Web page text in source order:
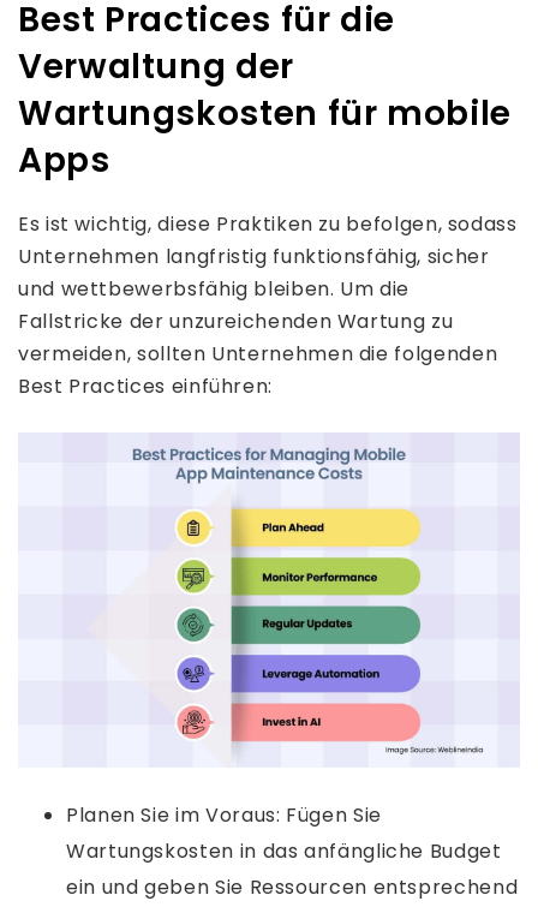
Best Practices für die
Verwaltung der
Wartungskosten für mobile
Apps
Es ist wichtig, diese Praktiken zu befolgen, sodass
Unternehmen langfristig funktionsfähig, sicher
und wettbewerbsfähig bleiben. Um die
Fallstricke der unzureichenden Wartung zu
vermeiden, sollten Unternehmen die folgenden
Best Practices einführen:
Planen Sie im Voraus: Fügen Sie
Wartungskosten in das anfängliche Budget
ein und geben Sie Ressourcen entsprechend